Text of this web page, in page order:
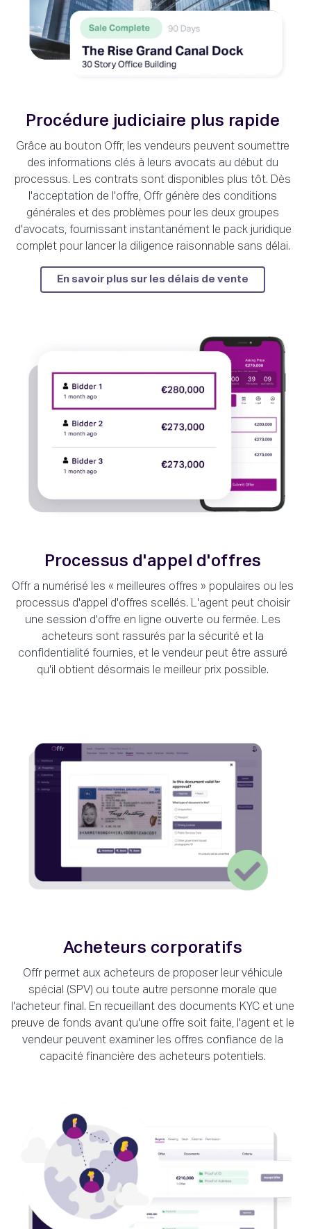
Procédure judiciaire plus rapide
Grâce au bouton Offr, les vendeurs peuvent soumettre
des informations clés à leurs avocats au début du
processus. Les contrats sont disponibles plus tôt. Dès
l'acceptation de l'offre, Offr génère des conditions
générales et des problèmes pour les deux groupes
d'avocats, fournissant instantanément le pack juridique
complet pour lancer la diligence raisonnable sans délai.
En savoir plus sur les délais de vente
Processus d'appel d'offres
Offr a numérisé les « meilleures offres » populaires ou les
processus d'appel d'offres scellés. L'agent peut choisir
une session d'offre en ligne ouverte ou fermée. Les
acheteurs sont rassurés par la sécurité et la
confidentialité fournies, et le vendeur peut être assuré
qu'il obtient désormais le meilleur prix possible.
Acheteurs corporatifs
Offr permet aux acheteurs de proposer leur véhicule
spécial (SPV) ou toute autre personne morale que
l'acheteur final. En recueillant des documents KYC et une
preuve de fonds avant qu'une offre soit faite, l'agent et le
vendeur peuvent examiner les offres confiance de la
capacité financière des acheteurs potentiels.